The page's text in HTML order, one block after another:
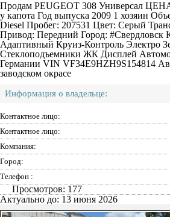
Продам PEUGEOT 308 Универсал
у капота Год выпуска 2009 1 хозяин
Diesel Пробег: 207531 Цвет: Серый
Привод: Передний Город: #Свердловск
Адаптивный Круиз-Контроль Электро
Стеклоподъемники ЖК Дисплей
Германии VIN VF34E9HZH9S154814
заводском окрасе
Информация о владельце:
Контактное лицо:
Контактное лицо:
Компания:
Город:
Телефон :
Просмотров: 177
Актуально до: 13 июня 2026